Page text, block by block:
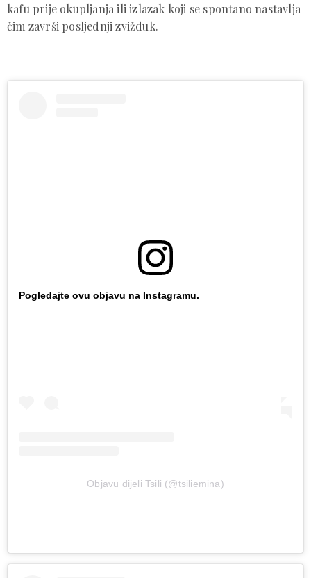
kafu prije okupljanja ili izlazak koji se spontano nastavlja
čim završi posljednji zvižduk.
Pogledajte ovu objavu na Instagramu.
Objavu dijeli Tsili (@tsiliemina)